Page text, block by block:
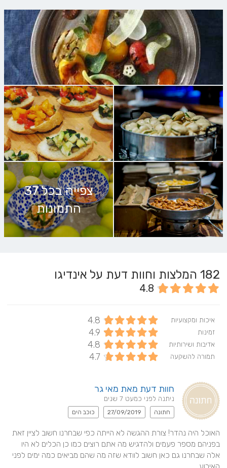
צפייה בכל 37
התמונות
182 המלצות וחוות דעת על אינדיגו
4.8
איכות ומקצועיות 4.8
זמינות 4.9
אדיבות ושירותיות 4.8
תמורה להשקעה 4.7
חוות דעת מאת מאי גר
ניתנה לפני כמעט 7 שנים
חתונה 27/09/2019 כוכב הים